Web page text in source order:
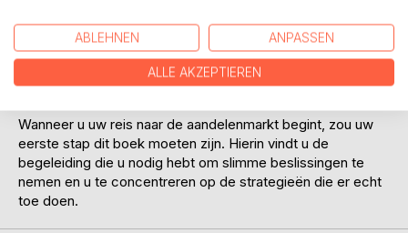
laten zien welke strategieën het waard zijn om tijd en
moeite in te investeren en welke strategieën veilig kunnen
worden genegeerd. We willen dat onze lezers weten welke
strategieën daadwerkelijk succes beloven op de
Wanneer u uw reis naar de aandelenmarkt begint, zou uw
eerste stap dit boek moeten zijn. Hierin vindt u de
begeleiding die u nodig hebt om slimme beslissingen te
nemen en u te concentreren op de strategieën die er echt
toe doen.
ABLEHNEN ANPASSEN
ALLE AKZEPTIEREN